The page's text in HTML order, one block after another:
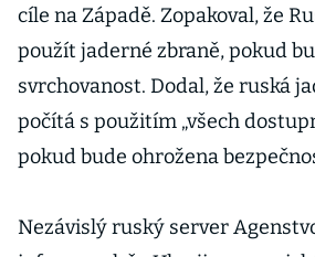
cíle na Západě. Zopakoval, že
použít jaderné zbraně, pokud
svrchovanost. Dodal, že ruská
počítá s použitím „všech
pokud bude ohrožena
Nezávislý ruský server